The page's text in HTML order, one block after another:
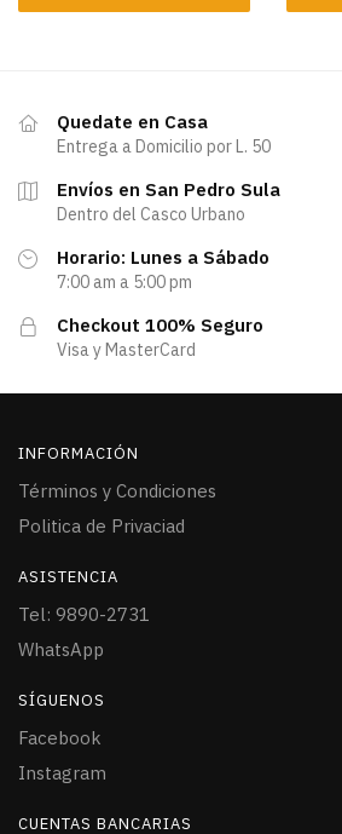
Quedate en Casa
Entrega a Domicilio por L. 50
Envíos en San Pedro Sula
Dentro del Casco Urbano
Horario: Lunes a Sábado
7:00 am a 5:00 pm
Checkout 100% Seguro
Visa y MasterCard
INFORMACIÓN
Términos y Condiciones
Politica de Privaciad
ASISTENCIA
Tel: 9890-2731
WhatsApp
SÍGUENOS
Facebook
Instagram
CUENTAS BANCARIAS